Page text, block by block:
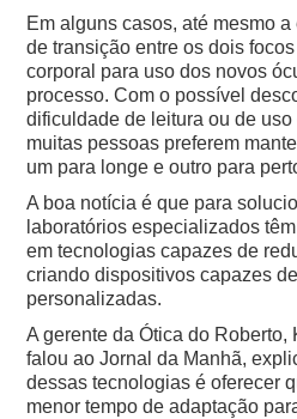
Em alguns casos, até mesmo
de transição entre os dois
corporal para uso dos novos
processo.Com o possível
dificuldade de leitura ou de
muitas pessoas preferem
um para longe e outro para
A boa notícia é que para
laboratórios especializados
em tecnologias capazes de
criando dispositivos capazes
personalizadas.
A gerente da Ótica do
falou ao Jornal da Manhã,
dessas tecnologias é oferecer
menor tempo de adaptação